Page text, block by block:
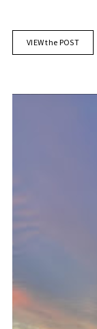
VIEW the POST